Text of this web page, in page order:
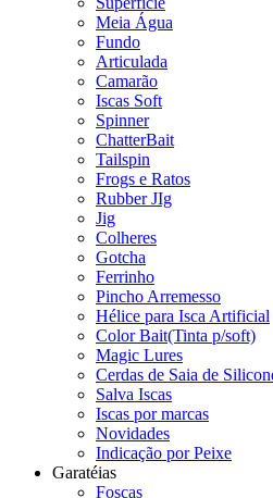
Meia Água
Fundo
Articulada
Camarão
Iscas Soft
Spinner
ChatterBait
Tailspin
Frogs e Ratos
Rubber JIg
Jig
Colheres
Gotcha
Ferrinho
Pincho Arremesso
Hélice para Isca Artificial
Color Bait(Tinta p/soft)
Magic Lures
Cerdas de Saia de
Salva Iscas
Iscas por marcas
Novidades
Indicação por Peixe
Garatéias
Foscas